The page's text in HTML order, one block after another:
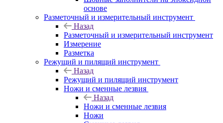
основе
Разметочный и измерительный инструмент
Назад
Разметочный и измерительный инструмент
Измерение
Разметка
Режущий и пилящий инструмент
Назад
Режущий и пилящий инструмент
Ножи и сменные лезвия
Назад
Ножи и сменные лезвия
Ножи